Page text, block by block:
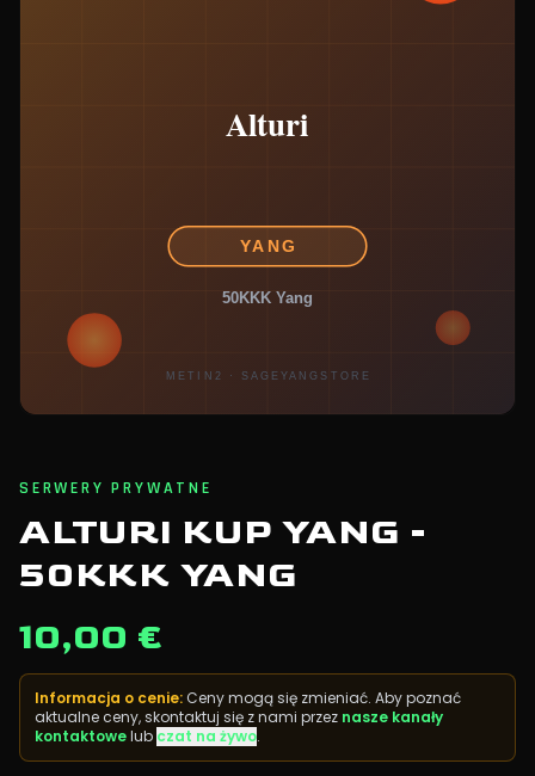
SERWERY PRYWATNE
ALTURI KUP YANG -
50KKK YANG
10,00 €
Informacja o cenie: Ceny mogą się zmieniać. Aby poznać
aktualne ceny, skontaktuj się z nami przez nasze kanały
kontaktowelub czat na żywo.